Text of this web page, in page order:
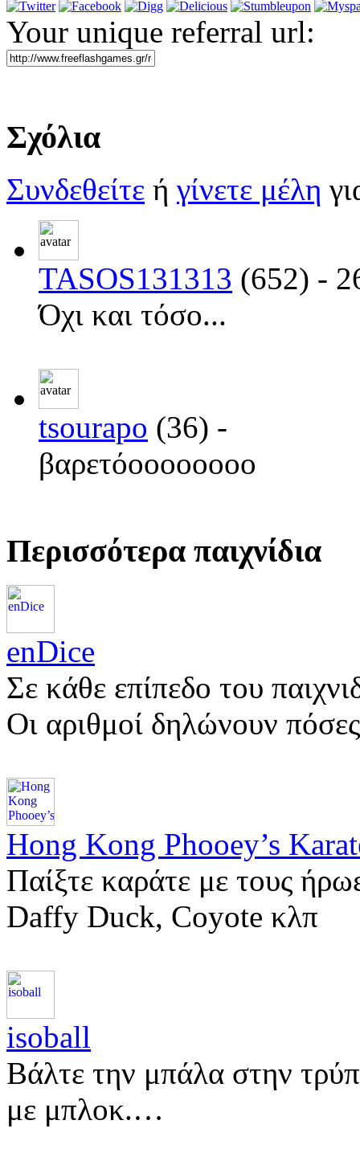
Your unique referral url:
Σχόλια
Συνδεθείτε ή γίνετε μέλη
TASOS131313 (652) -
Όχι και τόσο...
tsourapo (36) -
βαρετόοοοοοοοο
Περισσότερα παιχνίδια
enDice
Σε κάθε επίπεδο του
Οι αριθμοί δηλώνουν
Hong Kong Phooey’s
Παίξτε καράτε με τους
Daffy Duck, Coyote κλπ
isoball
Βάλτε την μπάλα στην
με μπλοκ.…